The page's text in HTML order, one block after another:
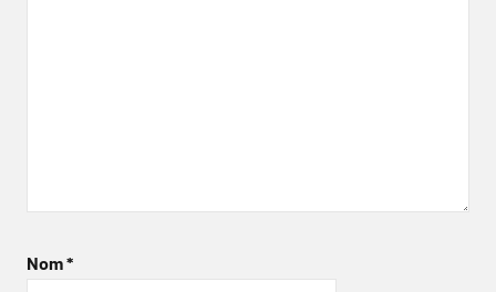
Nom*